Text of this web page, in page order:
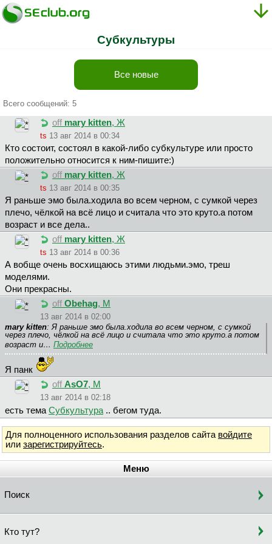
Субкультуры
Все новые
Всего сообщений: 5
off mary kitten, Ж
ts 13 авг 2014 в 00:34
Кто состоит, состоял в какой-либо субкультуре или просто
положительно относится к ним-пишите:)
off mary kitten, Ж
ts 13 авг 2014 в 00:35
Я раньше эмо была.ходила во всем черном, с сумкой через
плечо, чёлкой на всё лицо и считала что это круто.а потом
возраст и все дела..
off mary kitten, Ж
ts 13 авг 2014 в 00:36
А вобще очень восхищаюсь этими людьми.эмо, треш
моделями.
Они прекрасны.
off Obehag, М
13 авг 2014 в 02:00
mary kitten: Я раньше эмо была.ходила во всем черном, с сумкой
через плечо, чёлкой на всё лицо и считала что это круто.а потом
возраст и… Подробнее
Я панк
off AsO7, М
13 авг 2014 в 02:18
есть темаСубкультура.. бегом туда.
Для полноценного использования разделов сайта войдите
или зарегистрируйтесь.
Меню
Поиск
Кто тут?